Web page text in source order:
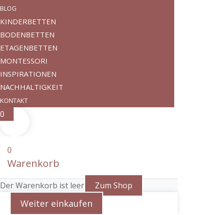
BLOG
KINDERBETTEN
BODENBETTEN
ETAGENBETTEN
MONTESSORI
INSPIRATIONEN
NACHHALTIGKEIT
KONTAKT
0
0
Warenkorb
Der Warenkorb ist leer Zum Shop
Weiter einkaufen